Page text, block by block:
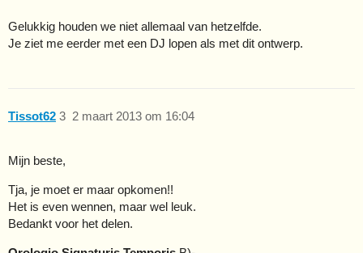
Gelukkig houden we niet allemaal van hetzelfde.
Je ziet me eerder met een DJ lopen als met dit ontwerp.
Tissot62 2 maart 2013 om 16:04
3
Mijn beste,
Tja, je moet er maar opkomen!!
Het is even wennen, maar wel leuk.
Bedankt voor het delen.